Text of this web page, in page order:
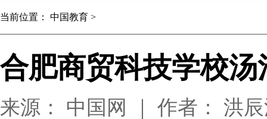
当前位置： 中国教育 >
合肥商贸科技学校
来源： 中国网 ｜ 作者： 洪